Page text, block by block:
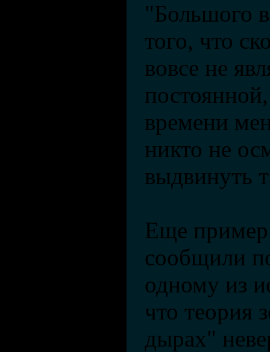
"Большого
того, что
вовсе не
времени
никто не
выдвинуть
Еще
сообщили
одному из
что теория
дырах"